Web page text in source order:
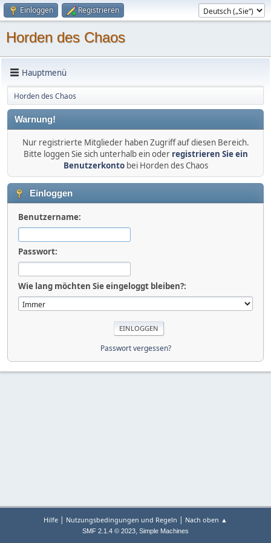
Einloggen Registrieren
Horden des Chaos
Hauptmenü
Horden des Chaos
Warnung!
Nur registrierte Mitglieder haben Zugriff auf diesen Bereich.
Bitte loggen Sie sich unterhalb ein oder registrieren Sie ein
Benutzerkontobei Horden des Chaos
Einloggen
Benutzername:
Passwort:
Wie lang möchten Sie eingeloggt bleiben?:
Passwort vergessen?
Hilfe | Nutzungsbedingungen und Regeln | Nach oben ▲
SMF 2.1.4 © 2023, Simple Machines